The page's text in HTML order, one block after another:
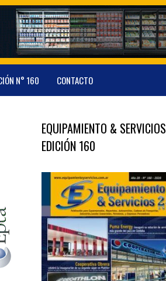
N° 160 CONTACTO
EQUIPAMIENTO & SERVICIOS
EDICIÓN 160